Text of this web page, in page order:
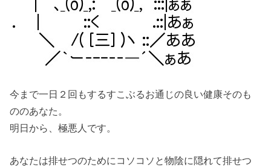
今まで一日２回もするすこぶるお通じの良い健康そのも
ののあなた。
明日から、極悪人です。
あなたは排せつのためにコソコソと物陰に隠れて排せつ